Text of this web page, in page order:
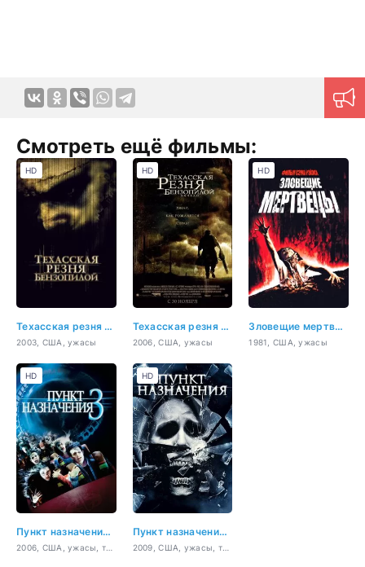
Смотреть ещё фильмы:
Техасская резня бензопилой
2003, США, ужасы
HD
Техасская резня бензопилой: Начало
2006, США, ужасы
HD
Зловещие мертвецы
1981, США, ужасы
HD
Пункт назначения 3
HD
Пункт назначения 4
2009, США, ужасы, триллер
HD